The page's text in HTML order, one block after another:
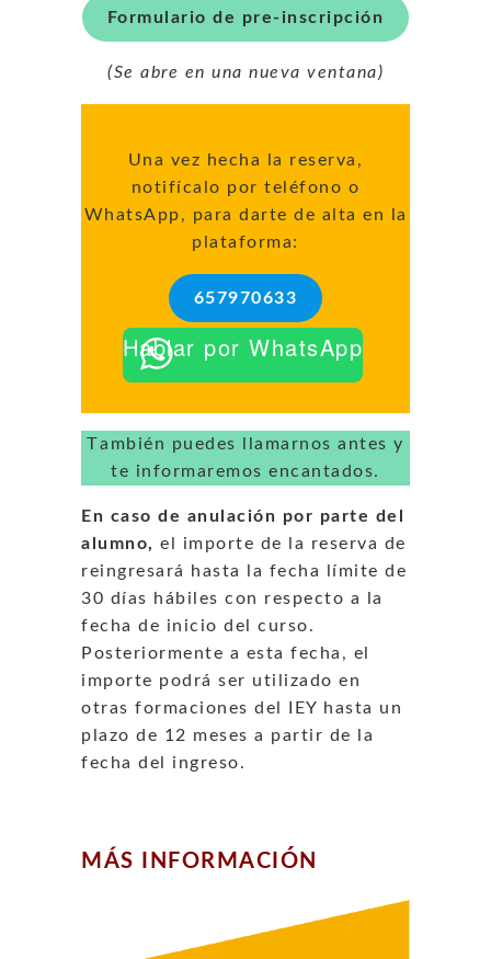
Formulario de pre-inscripción
(Se abre en una nueva ventana)
Una vez hecha la reserva,
notifícalo por teléfono o
WhatsApp, para darte de alta en la
plataforma:
657970633
Hablar por WhatsApp
También puedes llamarnos antes y
te informaremos encantados.
En caso de anulación por parte del
alumno, el importe de la reserva de
reingresará hasta la fecha límite de
30 días hábiles con respecto a la
fecha de inicio del curso.
Posteriormente a esta fecha, el
importe podrá ser utilizado en
otras formaciones del IEY hasta un
plazo de 12 meses a partir de la
fecha del ingreso.
MÁS INFORMACIÓN